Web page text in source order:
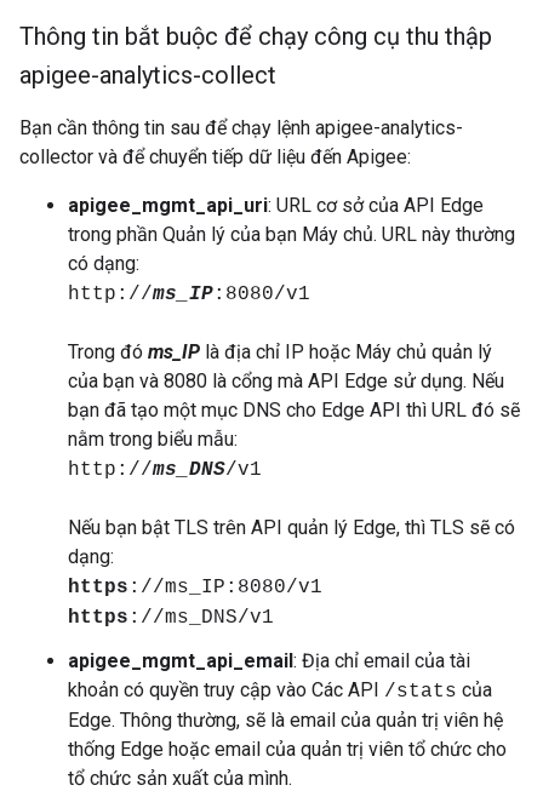
Thông tin bắt buộc để chạy công cụ thu thập
apigee-analytics-collect
Bạn cần thông tin sau để chạy lệnh apigee-analytics-
collector và để chuyển tiếp dữ liệu đến Apigee:
apigee_mgmt_api_uri: URL cơ sở của API Edge
trong phần Quản lý của bạn Máy chủ. URL này thường
có dạng:
http://ms_IP:8080/v1
Trong đó ms_IP là địa chỉ IP hoặc Máy chủ quản lý
của bạn và 8080 là cổng mà API Edge sử dụng. Nếu
bạn đã tạo một mục DNS cho Edge API thì URL đó sẽ
nằm trong biểu mẫu:
http://ms_DNS/v1
Nếu bạn bật TLS trên API quản lý Edge, thì TLS sẽ có
dạng:
https ://ms_IP:8080/v1
https ://ms_DNS/v1
apigee_mgmt_api_email: Địa chỉ email của tài
khoản có quyền truy cập vào Các API /stats của
Edge. Thông thường, sẽ là email của quản trị viên hệ
thống Edge hoặc email của quản trị viên tổ chức cho
tổ chức sản xuất của mình.